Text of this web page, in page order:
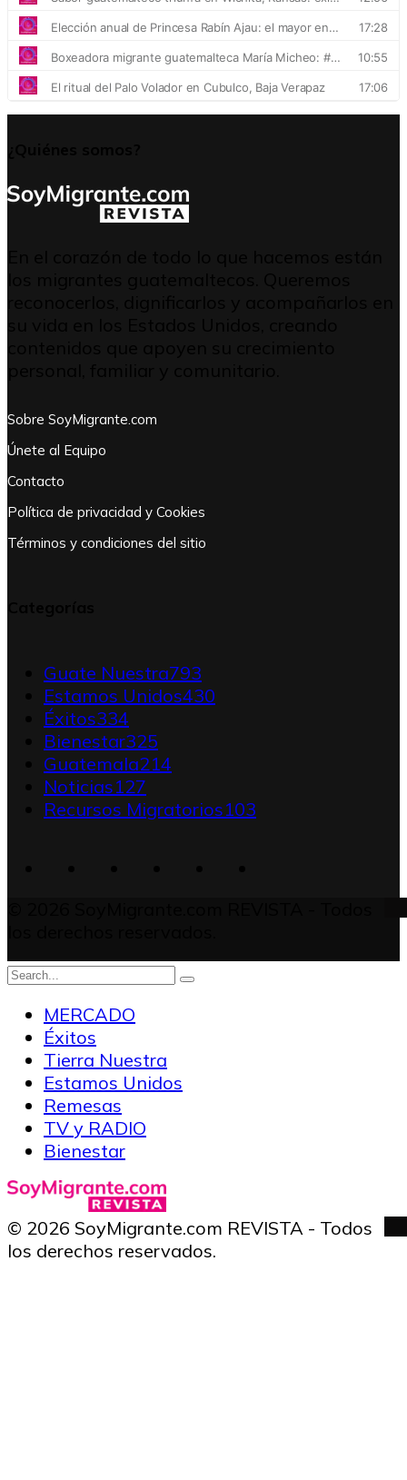
Sobre SoyMigrante.com
Únete al Equipo
Contacto
Política de privacidad y Cookies
Términos y condiciones del sitio
Guate Nuestra793
Estamos Unidos430
Éxitos334
Bienestar325
Guatemala214
Noticias127
Recursos Migratorios103
MERCADO
Éxitos
Tierra Nuestra
Estamos Unidos
Remesas
TV y RADIO
Bienestar
© 2026 SoyMigrante.com REVISTA - Todos
los derechos reservados.